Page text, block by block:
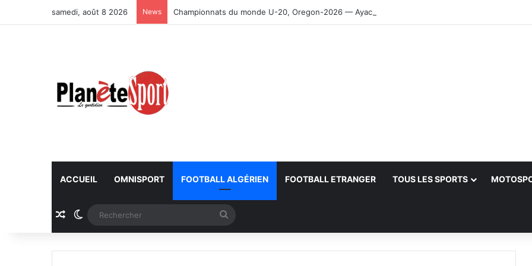
samedi, août 8 2026 News Championnats du monde U-20, Oregon-2026 — Ayachi, Dissa, Touahria et Ghezali en finale
ACCUEIL OMNISPORT FOOTBALL ALGÉRIEN FOOTBALL ETRANGER TOUS LES SPORTS
Article Aléatoire
Switch skin